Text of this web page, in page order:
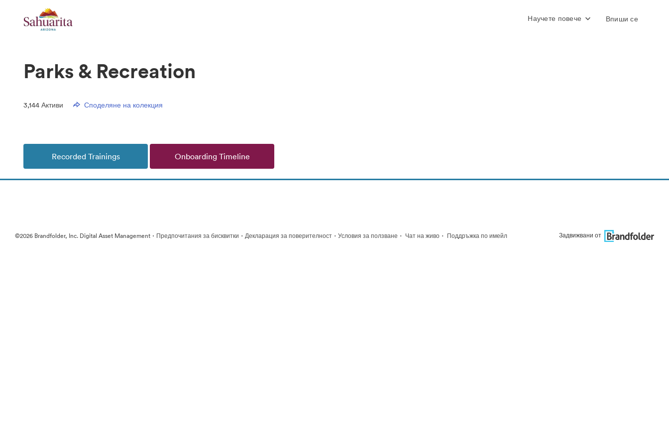
Научете повече Впиши се
Parks & Recreation
3,144 Активи Споделяне на колекция
Recorded Trainings Onboarding Timeline
©2026 Brandfolder, Inc. Digital Asset Management · Предпочитания за бисквитки · Декларация за поверителност · Условия за ползване · Чат на живо · Поддръжка по имейл Задвижвани от